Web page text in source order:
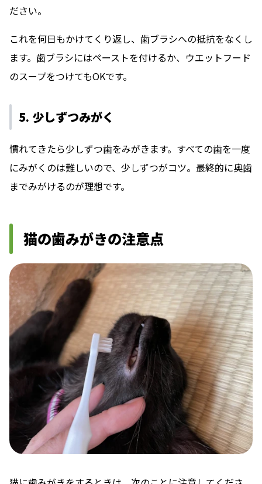
ださい。
これを何日もかけてくり返し、歯ブラシへの抵抗をなくし
ます。歯ブラシにはペーストを付けるか、ウエットフード
のスープをつけてもOKです。
5. 少しずつみがく
慣れてきたら少しずつ歯をみがきます。すべての歯を一度
にみがくのは難しいので、少しずつがコツ。最終的に奥歯
までみがけるのが理想です。
猫の歯みがきの注意点